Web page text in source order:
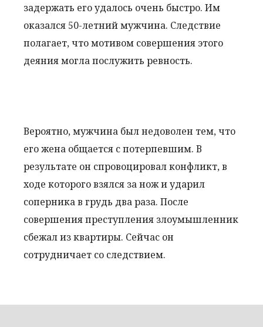
задержать его удалось очень быстро. Им
оказался 50-летний мужчина. Следствие
полагает, что мотивом совершения этого
деяния могла послужить ревность.
Вероятно, мужчина был недоволен тем, что
его жена общается с потерпевшим. В
результате он спровоцировал конфликт, в
ходе которого взялся за нож и ударил
соперника в грудь два раза. После
совершения преступления злоумышленник
сбежал из квартиры. Сейчас он
сотрудничает со следствием.